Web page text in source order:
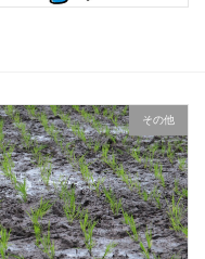
その他